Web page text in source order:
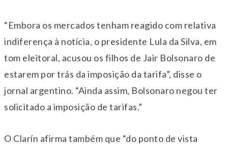
“Embora os mercados tenham reagido com relativa
indiferença à notícia, o presidente Lula da Silva, em
tom eleitoral, acusou os filhos de Jair Bolsonaro de
estarem por trás da imposição da tarifa”, disse o
jornal argentino. “Ainda assim, Bolsonaro negou ter
solicitado a imposição de tarifas.”
O Clarín afirma também que “do ponto de vista